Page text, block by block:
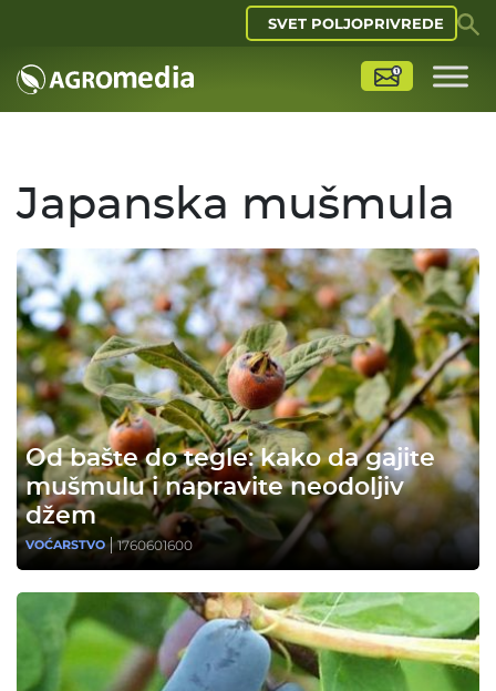
SVET POLJOPRIVREDE
Japanska mušmula
Od bašte do tegle: kako da gajite
mušmulu i napravite neodoljiv
džem
VOĆARSTVO 1760601600